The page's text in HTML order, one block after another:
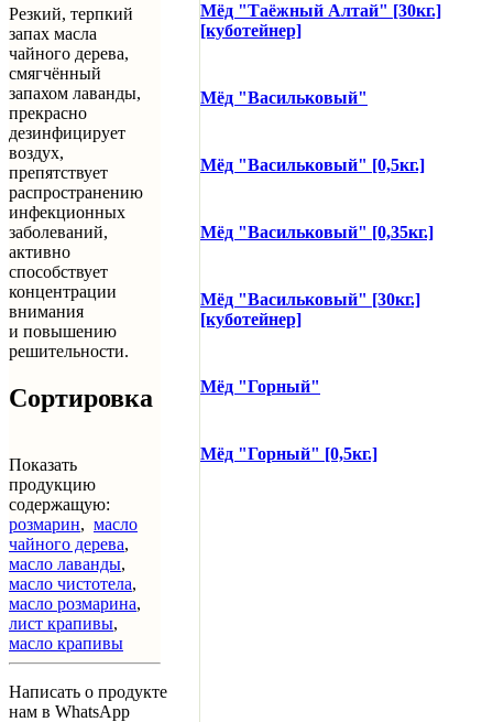
Резкий, терпкий
запах масла
чайного дерева,
смягчённый
запахом лаванды,
прекрасно
дезинфицирует
воздух,
препятствует
распространению
инфекционных
заболеваний,
активно
способствует
концентрации
внимания
и повышению
решительности.
Сортировка
Показать
продукцию
содержащую:
розмарин, масло
чайного дерева,
масло лаванды,
масло чистотела,
масло розмарина,
лист крапивы,
масло крапивы
Написать о продукте
нам в WhatsApp
Мёд "Таёжный Алтай" [30кг.]
[куботейнер]
Мёд "Васильковый"
Мёд "Васильковый" [0,5кг.]
Мёд "Васильковый" [0,35кг.]
Мёд "Васильковый" [30кг.]
[куботейнер]
Мёд "Горный"
Мёд "Горный" [0,5кг.]